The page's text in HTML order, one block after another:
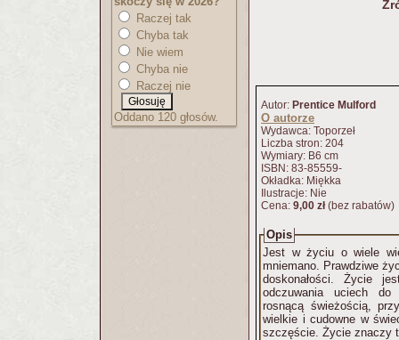
Raczej tak
Chyba tak
Nie wiem
Chyba nie
Raczej nie
Oddano 120 głosów.
Autor: Prentice Mulford
O autorze
Wydawca: Toporzeł
Liczba stron: 204
Wymiary: B6 cm
ISBN: 83-85559-
Okładka: Miękka
Ilustracje: Nie
Cena: 9,00 zł(bez rabatów)
Opis
Jest w życiu o wiele
mniemano. Prawdziwe
doskonałości. Życie jest rozwojem naszych sił i zdolności
odczuwania uciech do
rosnącą świeżością,
wielkie i cudowne w
szczęście. Życie